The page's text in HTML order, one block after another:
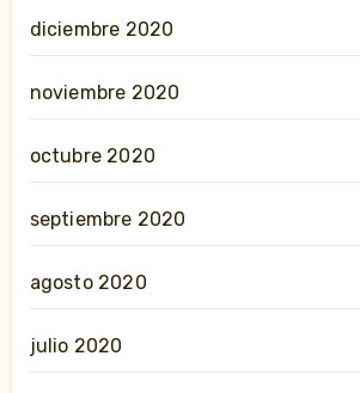
diciembre 2020
noviembre 2020
octubre 2020
septiembre 2020
agosto 2020
julio 2020